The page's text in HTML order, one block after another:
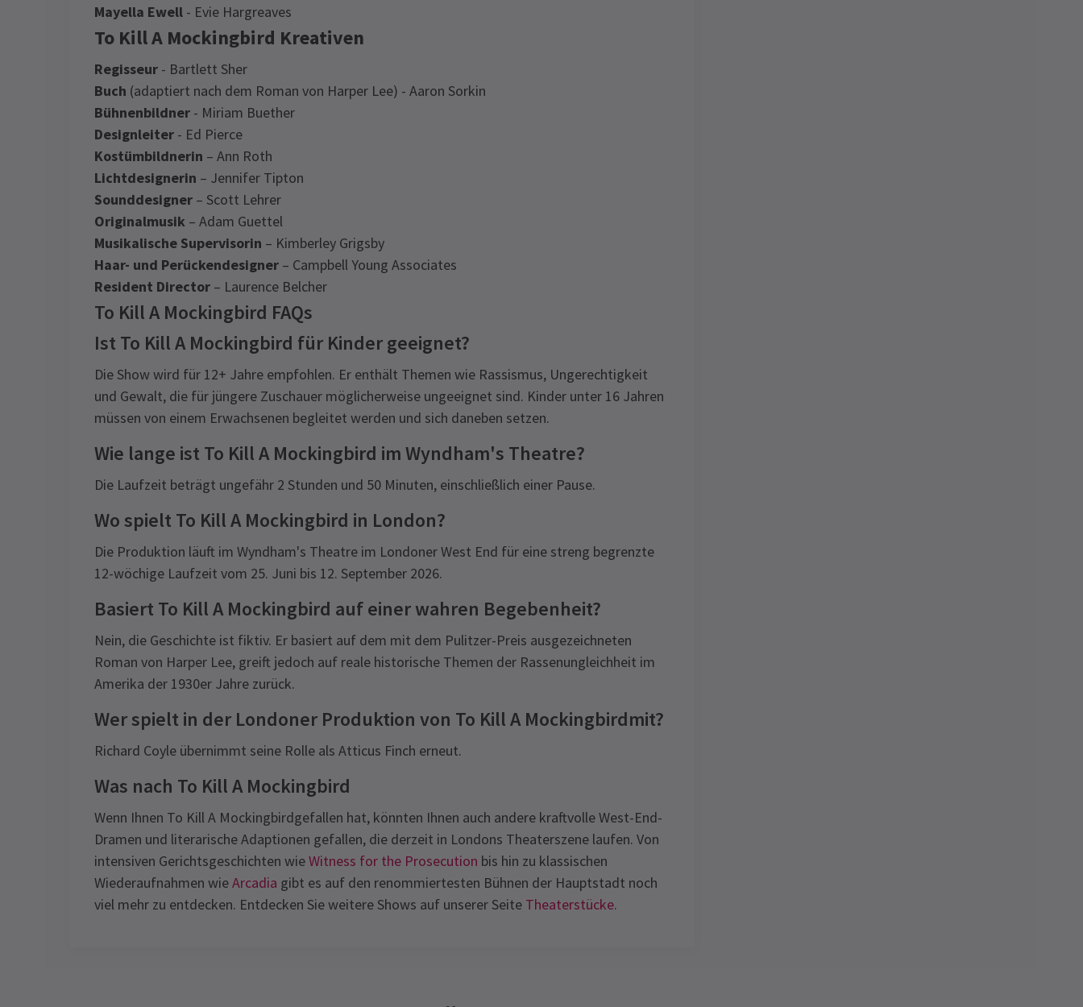
Mayella Ewell - Evie Hargreaves
To Kill A Mockingbird Kreativen
Regisseur - Bartlett Sher
Buch (adaptiert nach dem Roman von Harper Lee) - Aaron Sorkin
Bühnenbildner - Miriam Buether
Designleiter - Ed Pierce
Kostümbildnerin – Ann Roth
Lichtdesignerin – Jennifer Tipton
Sounddesigner – Scott Lehrer
Originalmusik – Adam Guettel
Musikalische Supervisorin – Kimberley Grigsby
Haar- und Perückendesigner – Campbell Young Associates
Resident Director – Laurence Belcher
To Kill A Mockingbird FAQs
Ist To Kill A Mockingbird für Kinder geeignet?
Die Show wird für 12+ Jahre empfohlen. Er enthält Themen wie Rassismus, Ungerechtigkeit
und Gewalt, die für jüngere Zuschauer möglicherweise ungeeignet sind. Kinder unter 16 Jahren
müssen von einem Erwachsenen begleitet werden und sich daneben setzen.
Wie lange ist To Kill A Mockingbird im Wyndham's Theatre?
Die Laufzeit beträgt ungefähr 2 Stunden und 50 Minuten, einschließlich einer Pause.
Wo spielt To Kill A Mockingbird in London?
Die Produktion läuft im Wyndham's Theatre im Londoner West End für eine streng begrenzte
12-wöchige Laufzeit vom 25. Juni bis 12. September 2026.
Basiert To Kill A Mockingbird auf einer wahren Begebenheit?
Nein, die Geschichte ist fiktiv. Er basiert auf dem mit dem Pulitzer-Preis ausgezeichneten
Roman von Harper Lee, greift jedoch auf reale historische Themen der Rassenungleichheit im
Amerika der 1930er Jahre zurück.
Wer spielt in der Londoner Produktion von To Kill A Mockingbirdmit?
Richard Coyle übernimmt seine Rolle als Atticus Finch erneut.
Was nach To Kill A Mockingbird
Wenn Ihnen To Kill A Mockingbirdgefallen hat, könnten Ihnen auch andere kraftvolle West-End-
Dramen und literarische Adaptionen gefallen, die derzeit in Londons Theaterszene laufen. Von
intensiven Gerichtsgeschichten wieWitness for the Prosecution bis hin zu klassischen
Wiederaufnahmen wieArcadia gibt es auf den renommiertesten Bühnen der Hauptstadt noch
viel mehr zu entdecken. Entdecken Sie weitere Shows auf unserer Seite Theaterstücke.
Sonderpreise für Gruppen ab 10 Personen